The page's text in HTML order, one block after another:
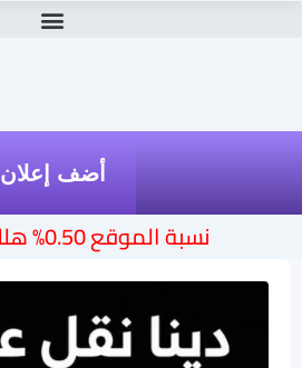
أضف إعلان
نسبة الموقع 0.50% هللــة فقط !!!!